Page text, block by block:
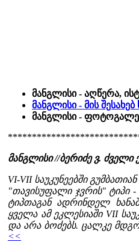
მანგლისი - აღწერა,
მანგლისი - მის
მანგლისი -
მანგლისი //ბერიძე ვ.
VI-VII საუკუნეებში
"თავისუფალი ჯვრის" ტიპი -
ტიპთაგან ადრინდელ
ყველა ამ ეკლესიაში VII
და არა ბოძებს. ცალკე
<<